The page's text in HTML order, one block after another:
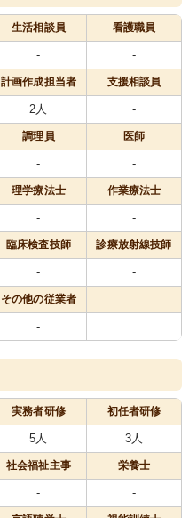
生活相談員 看護職員
- -
計画作成担当者 支援相談員
2人 -
調理員 医師
- -
理学療法士 作業療法士
- -
臨床検査技師 診療放射線技師
- -
その他の従業者
-
実務者研修 初任者研修
5人 3人
社会福祉主事 栄養士
- -